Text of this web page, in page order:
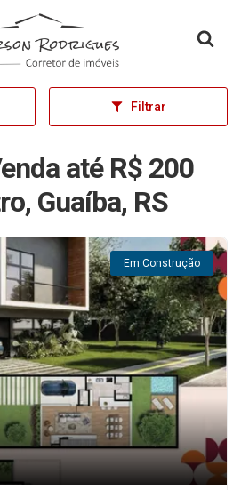
inicial
Filtrar
até R$ 200
Guaíba, RS
Em Construção